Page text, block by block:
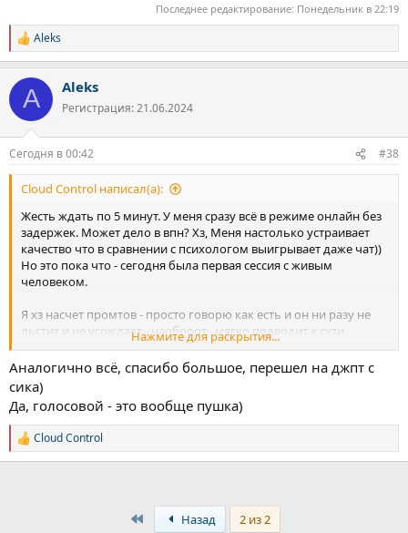
Последнее редактирование: Понедельник в 22:19
Р
е
к
и
Aleks
A Aleks
Регистрация: 21.06.2024
Сегодня в 00:42 #38
Cloud Control написал(а):
Жесть ждать по 5 минут. У меня сразу всё в режиме онлайн без
задержек. Может дело в впн? Хз, Меня настолько устраивает
качество что в сравнении с психологом выигрывает даже чат))
Но это пока что - сегодня была первая сессия с живым
человеком.
Я хз насчет промтов - просто говорю как есть и он ни разу не
льстит и не угождает - наоборот , мягко подводит к сути.
Это конечно мой опыт, но у меня он более чем позитивный.,
Нажмите для раскрытия...
Аналогично всё, спасибо большое, перешел на джпт с
сика)
Да, голосовой - это вообще пушка)
Р
е
Cloud Control
Назад 2 из 2